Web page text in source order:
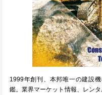
1999年創刊、本邦唯一の建設
鑑。業界マーケット情報、レン